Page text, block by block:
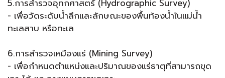
5.การสำรวจอุทกศาสตร์ (Hydrographic Survey)
- เพื่อวัดระดับน้ำลึกและลักษณะของพื้นท้องน้ำในแม่น้ำ
ทะเลสาบ หรือทะเล
6.การสำรวจเหมืองแร่ (Mining Survey)
- เพื่อกำหนดตำแหน่งและปริมาณของแร่ธาตุที่สามารถขุด